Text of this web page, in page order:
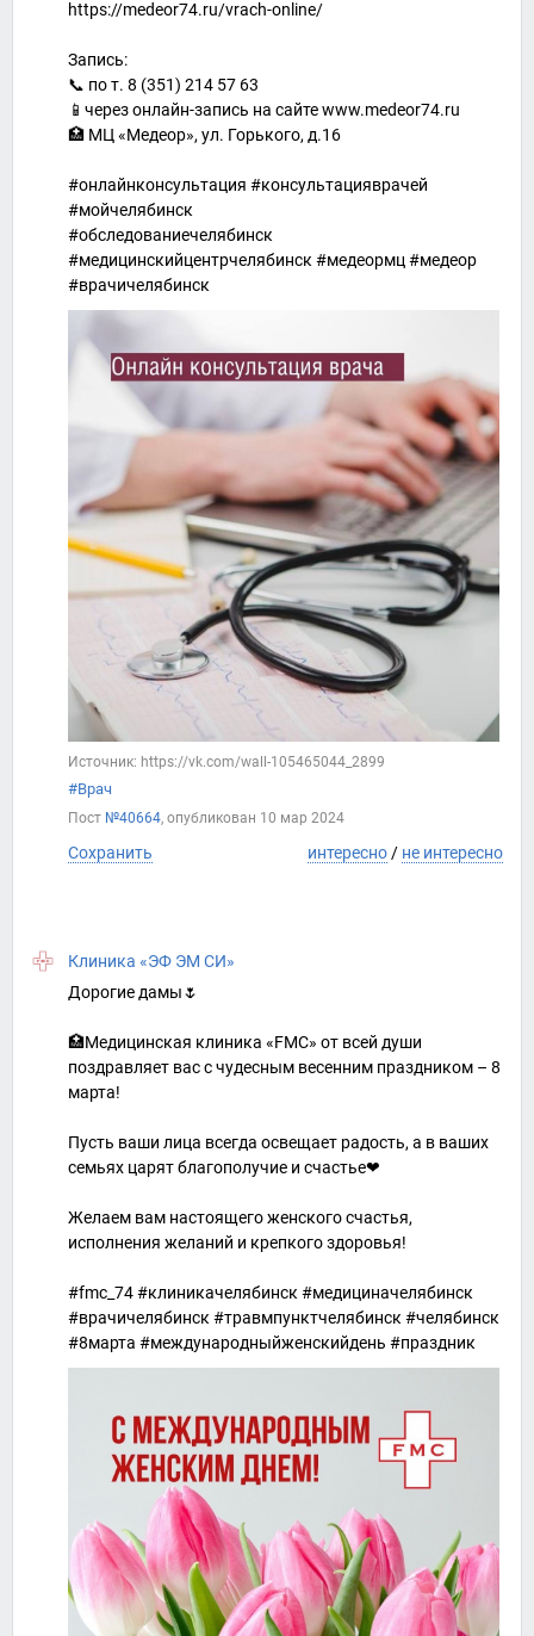
https://medeor74.ru/vrach-online/
Запись:
📞 по т. 8 (351) 214 57 63
📱через онлайн-запись на сайте www.medeor74.ru
🏥 МЦ «Медеор», ул. Горького, д.16
#онлайнконсультация #консультацияврачей
#мойчелябинск
#обследованиечелябинск
#медицинскийцентрчелябинск #медеормц #медеор
#врачичелябинск
Источник: https://vk.com/wall-105465044_2899
#Врач
Пост №40664, опубликован 10 мар 2024
Сохранить интересно / не интересно
Клиника «ЭФ ЭМ СИ»
Дорогие дамы🌷
🏥Медицинская клиника «FMC» от всей души
поздравляет вас с чудесным весенним праздником – 8
марта!
Пусть ваши лица всегда освещает радость, а в ваших
семьях царят благополучие и счастье❤
Желаем вам настоящего женского счастья,
исполнения желаний и крепкого здоровья!
#fmc_74 #клиникачелябинск #медициначелябинск
#врачичелябинск #травмпунктчелябинск #челябинск
#8марта #международныйженскийдень #праздник